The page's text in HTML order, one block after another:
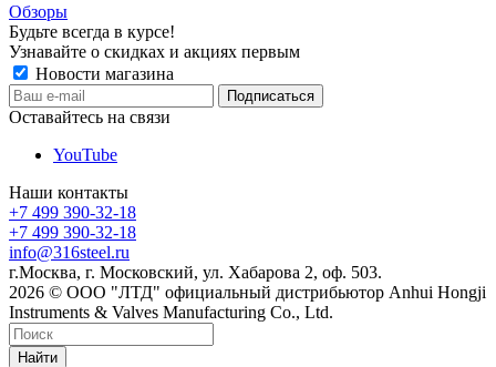
Обзоры
Будьте всегда в курсе!
Узнавайте о скидках и акциях первым
Новости магазина
Оставайтесь на связи
YouTube
Наши контакты
+7 499 390-32-18
+7 499 390-32-18
info@316steel.ru
г.Москва, г. Московский, ул. Хабарова 2, оф. 503.
2026 © ООО "ЛТД" официальный дистрибьютор Anhui Hongji
Instruments & Valves Manufacturing Co., Ltd.
Найти